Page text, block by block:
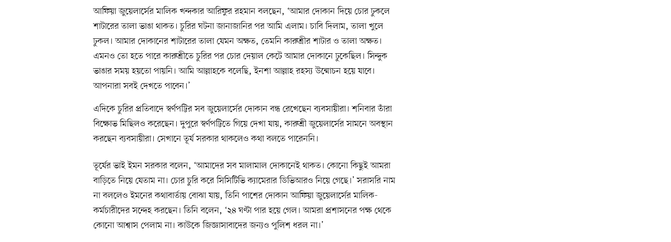
আফিয়া জুয়েলার্সের মালিক খন্দকার আরিফুর রহমান বলছেন, ‘আমার দোকান দিয়ে চোর ঢুকলে
শাটারের তালা ভাঙা থাকত। চুরির ঘটনা জানাজানির পর আমি এলাম। চাবি দিলাম, তালা খুলে
ঢুকল। আমার দোকানের শাটারের তালা যেমন অক্ষত, তেমনি কারুশ্রীর শাটার ও তালা অক্ষত।
এমনও তো হতে পারে কারুশ্রীতে চুরির পর চোর দেয়াল কেটে আমার দোকানে ঢুকেছিল। সিন্দুক
ভাঙার সময় হয়তো পায়নি। আমি আল্লাহকে বলেছি, ইনশা আল্লাহ রহস্য উন্মোচন হয়ে যাবে।
আপনারা সবই দেখতে পাবেন।’
এদিকে চুরির প্রতিবাদে স্বর্ণপট্টির সব জুয়েলার্সের দোকান বন্ধ রেখেছেন ব্যবসায়ীরা। শনিবার তাঁরা
বিক্ষোভ মিছিলও করেছেন। দুপুরে স্বর্ণপট্টিতে গিয়ে দেখা যায়, কারুশ্রী জুয়েলার্সের সামনে অবস্থান
করছেন ব্যবসায়ীরা। সেখানে তূর্য সরকার থাকলেও কথা বলতে পারেননি।
তূর্যের ভাই ইমন সরকার বলেন, ‘আমাদের সব মালামাল দোকানেই থাকত। কোনো কিছুই আমরা
বাড়িতে নিয়ে যেতাম না। চোর চুরি করে সিসিটিভি ক্যামেরার ডিভিআরও নিয়ে গেছে।’ সরাসরি নাম
না বললেও ইমনের কথাবার্তায় বোঝা যায়, তিনি পাশের দোকান আফিয়া জুয়েলার্সের মালিক-
কর্মচারীদের সন্দেহ করছেন। তিনি বলেন, ‘২৪ ঘণ্টা পার হয়ে গেল। আমরা প্রশাসনের পক্ষ থেকে
কোনো আশ্বাস পেলাম না। কাউকে জিজ্ঞাসাবাদের জন্যও পুলিশ ধরল না।’